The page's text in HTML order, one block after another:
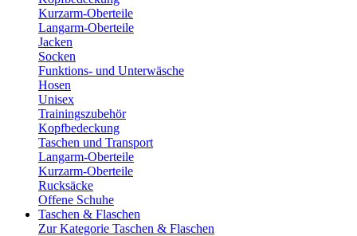
Kurzarm-Oberteile
Langarm-Oberteile
Jacken
Socken
Funktions- und Unterwäsche
Hosen
Unisex
Trainingszubehör
Kopfbedeckung
Taschen und Transport
Langarm-Oberteile
Kurzarm-Oberteile
Rucksäcke
Offene Schuhe
Taschen & Flaschen
Zur Kategorie Taschen & Flaschen